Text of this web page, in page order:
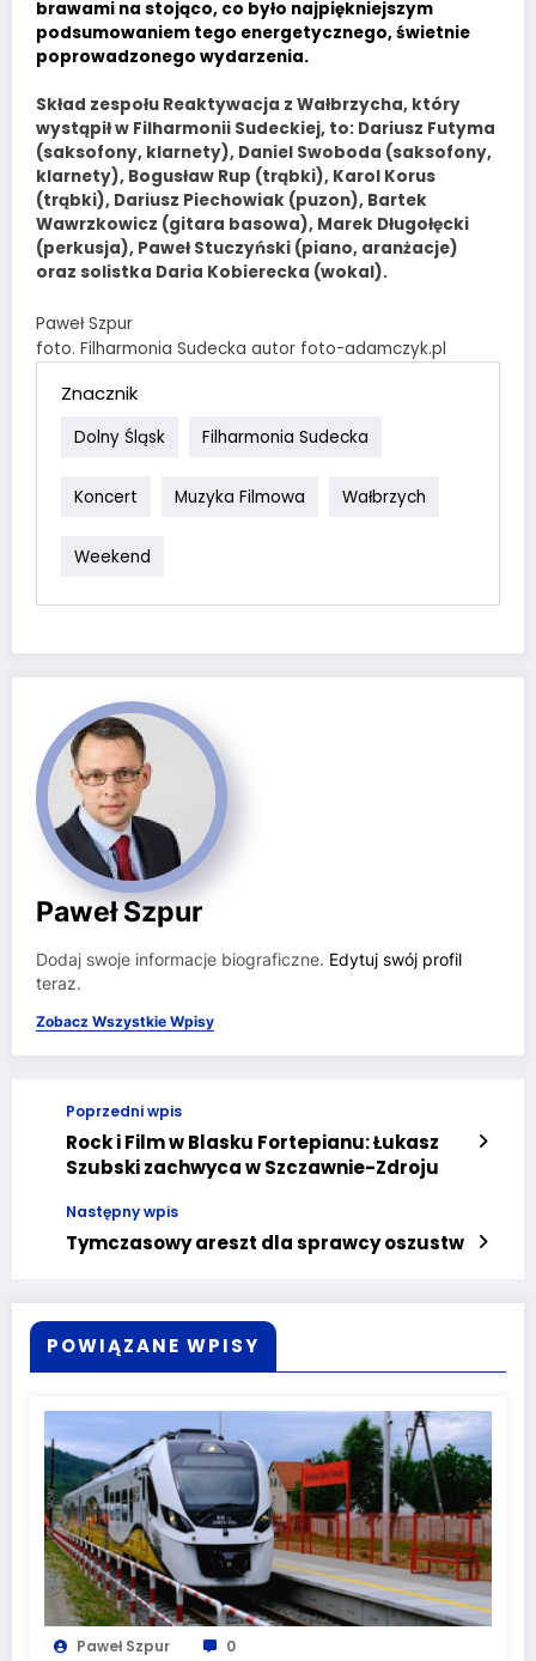
brawami na stojąco, co było najpiękniejszym
podsumowaniem tego energetycznego, świetnie
poprowadzonego wydarzenia.
Skład zespołu Reaktywacja z Wałbrzycha, który
wystąpił w Filharmonii Sudeckiej, to: Dariusz Futyma
(saksofony, klarnety), Daniel Swoboda (saksofony,
klarnety), Bogusław Rup (trąbki), Karol Korus
(trąbki), Dariusz Piechowiak (puzon), Bartek
Wawrzkowicz (gitara basowa), Marek Długołęcki
(perkusja), Paweł Stuczyński (piano, aranżacje)
oraz solistka Daria Kobierecka (wokal).
Paweł Szpur
foto. Filharmonia Sudecka autor foto-adamczyk.pl
Znacznik
Dolny Śląsk Filharmonia Sudecka
Koncert Muzyka Filmowa Wałbrzych
Weekend
Paweł Szpur
Dodaj swoje informacje biograficzne. Edytuj swój profil
teraz.
Zobacz Wszystkie Wpisy
Poprzedni wpis
Rock i Film w Blasku Fortepianu: Łukasz
Szubski zachwyca w Szczawnie-Zdroju
Następny wpis
Tymczasowy areszt dla sprawcy oszustw
POWIĄZANE WPISY
Paweł Szpur 0